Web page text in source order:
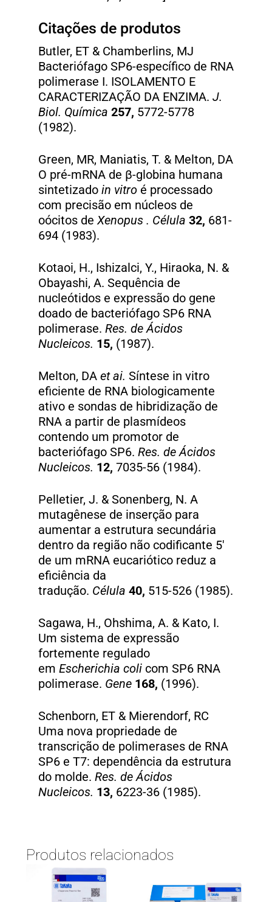
Citações de produtos
Butler, ET & Chamberlins, MJ
Bacteriófago SP6-específico de RNA
polimerase I. ISOLAMENTO E
CARACTERIZAÇÃO DA ENZIMA. J.
Biol. Química 257, 5772-5778
(1982).
Green, MR, Maniatis, T. & Melton, DA
O pré-mRNA de β-globina humana
sintetizado in vitro é processado
com precisão em núcleos de
oócitos deXenopus . Célula 32, 681-
694 (1983).
Kotaoi, H., Ishizalci, Y., Hiraoka, N. &
Obayashi, A. Sequência de
nucleótidos e expressão do gene
doado de bacteriófago SP6 RNA
polimerase. Res. de Ácidos
Nucleicos. 15, (1987).
Melton, DA et ai. Síntese in vitro
eficiente de RNA biologicamente
ativo e sondas de hibridização de
RNA a partir de plasmídeos
contendo um promotor de
bacteriófago SP6. Res. de Ácidos
Nucleicos. 12, 7035-56 (1984).
Pelletier, J. & Sonenberg, N. A
mutagênese de inserção para
aumentar a estrutura secundária
dentro da região não codificante 5′
de um mRNA eucariótico reduz a
eficiência da
tradução. Célula 40, 515-526 (1985).
Sagawa, H., Ohshima, A. & Kato, I.
Um sistema de expressão
fortemente regulado
em Escherichia coli com SP6 RNA
polimerase. Gene 168, (1996).
Schenborn, ET & Mierendorf, RC
Uma nova propriedade de
transcrição de polimerases de RNA
SP6 e T7: dependência da estrutura
do molde. Res. de Ácidos
Nucleicos. 13, 6223-36 (1985).
Produtos relacionados